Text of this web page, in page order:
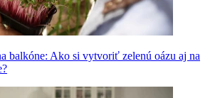
balkóne: Ako si vytvoriť zelenú oázu aj na